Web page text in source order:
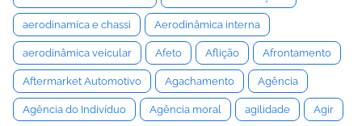
aerodinamica e chassi Aerodinâmica interna
aerodinâmica veicular Afeto Aflição Afrontamento
Aftermarket Automotivo Agachamento Agência
Agência do Indivíduo Agência moral agilidade Agir